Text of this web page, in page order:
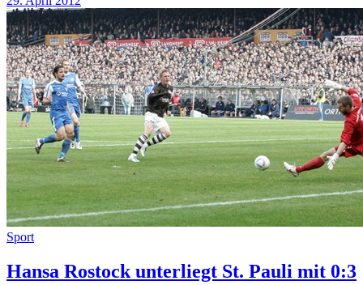
Sport
Hansa Rostock unterliegt St. Pauli mit 0:3